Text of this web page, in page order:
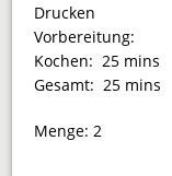
Drucken
Vorbereitung:
Kochen:25 mins
Gesamt:25 mins
Menge:2